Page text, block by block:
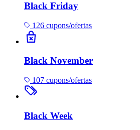
Black Friday
126 cupons/ofertas
Black November
107 cupons/ofertas
Black Week